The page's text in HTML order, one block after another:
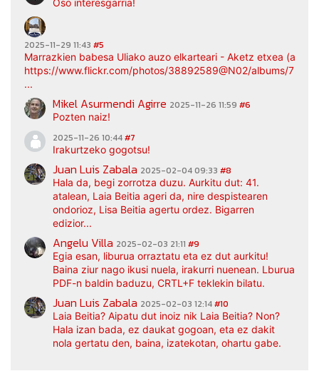
Oso interesgarria!
2025-11-29 11:43 #5
Marrazkien babesa Uliako auzo elkarteari - Aketz etxea
https://www.flickr.com/photos/38892589@N02/albums/
...
Mikel Asurmendi Agirre 2025-11-26 11:59 #6
Pozten naiz!
2025-11-26 10:44#7
Irakurtzeko gogotsu!
Juan Luis Zabala 2025-02-04 09:33 #8
Hala da, begi zorrotza duzu. Aurkitu dut: 41.
atalean, Laia Beitia ageri da, nire despistearen
ondorioz, Lisa Beitia agertu ordez. Bigarren
edizior...
Angelu Villa 2025-02-03 21:11 #9
Egia esan, liburua orraztatu eta ez dut aurkitu!
Baina ziur nago ikusi nuela, irakurri nuenean. Lburua
PDF-n baldin baduzu, CRTL+F teklekin bilatu.
Juan Luis Zabala 2025-02-03 12:14#10
Laia Beitia? Aipatu dut inoiz nik Laia Beitia? Non?
Hala izan bada, ez daukat gogoan, eta ez dakit
nola gertatu den, baina, izatekotan, ohartu gabe.